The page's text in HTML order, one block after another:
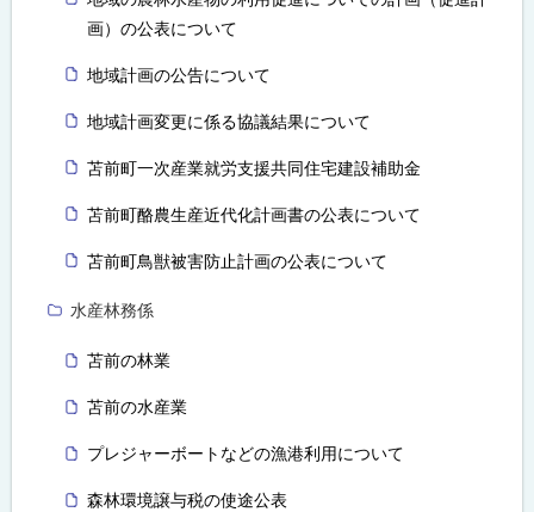
画）の公表について
地域計画の公告について
地域計画変更に係る協議結果について
苫前町一次産業就労支援共同住宅建設補助金
苫前町酪農生産近代化計画書の公表について
苫前町鳥獣被害防止計画の公表について
水産林務係
苫前の林業
苫前の水産業
プレジャーボートなどの漁港利用について
森林環境譲与税の使途公表